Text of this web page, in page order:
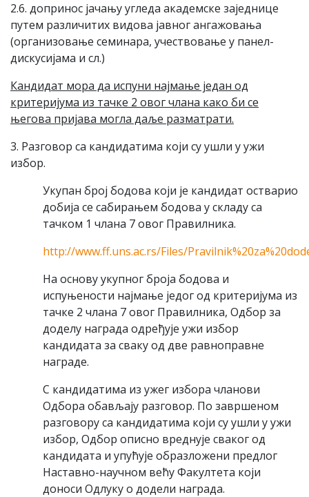
2.6. допринос јачању угледа академске заједнице
путем различитих видова јавног ангажовања
(организовање семинара, учествовање у панел-
дискусијама и сл.)
Кандидат мора да испуни најмање један од
критеријума из тачке 2 овог члана како би се
његова пријава могла даље разматрати.
3. Разговор са кандидатима који су ушли у ужи
избор.
Укупан број бодова који је кандидат остварио
добија се сабирањем бодова у складу са
тачком 1 члана 7 овог Правилника.
http://www.ff.uns.ac.rs/Files/
На основу укупног броја бодова и
испуњености најмање једог од критеријума из
тачке 2 члана 7 овог Правилника, Одбор за
доделу награда одређује ужи избор
кандидата за сваку од две равноправне
награде.
С кандидатима из ужег избора чланови
Одбора обављају разговор. По завршеном
разговору са кандидатима који су ушли у ужи
избор, Одбор описно вреднује сваког од
кандидата и упућује образложени предлог
Наставно-научном већу Факултета који
доноси Одлуку о додели награда.